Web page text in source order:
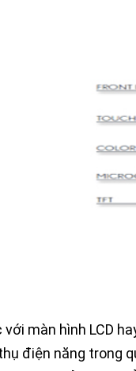
với màn hình LCD
điện năng trong